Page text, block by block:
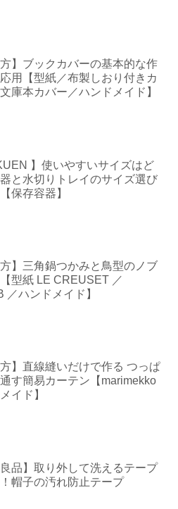
方】ブックカバーの基本的な作
用【型紙／布製しおり付きカ
庫本カバー／ハンドメイド】
】使いやすいサイズはど
と水切りトレイのサイズ選び
保存容器】
方】三角鍋つかみと鳥型のノブ
型紙 LE CREUSET ／
／ハンドメイド】
方】直線縫いだけで作る つっぱ
す簡易カーテン【marimekko
イド】
良品】取り外して洗えるテープ
帽子の汚れ防止テープ